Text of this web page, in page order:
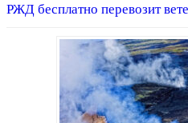
РЖД бесплатно перевозит